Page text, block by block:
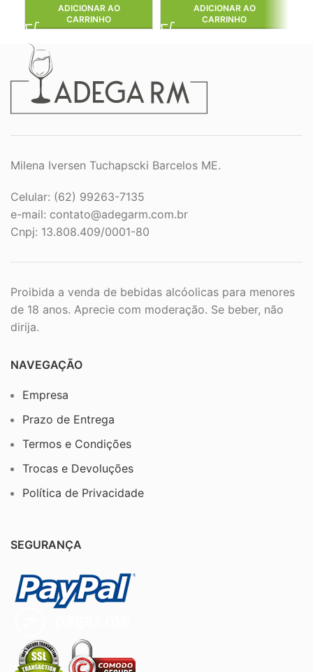
ADICIONAR AO
CARRINHO
ADICIONAR AO
CARRINHO
Milena Iversen Tuchapscki Barcelos ME.
Celular: (62) 99263-7135
e-mail: contato@adegarm.com.br
Cnpj: 13.808.409/0001-80
Proibida a venda de bebidas alcóolicas para menores
de 18 anos. Aprecie com moderação. Se beber, não
dirija.
NAVEGAÇÃO
Empresa
Prazo de Entrega
Termos e Condições
Trocas e Devoluções
Política de Privacidade
SEGURANÇA